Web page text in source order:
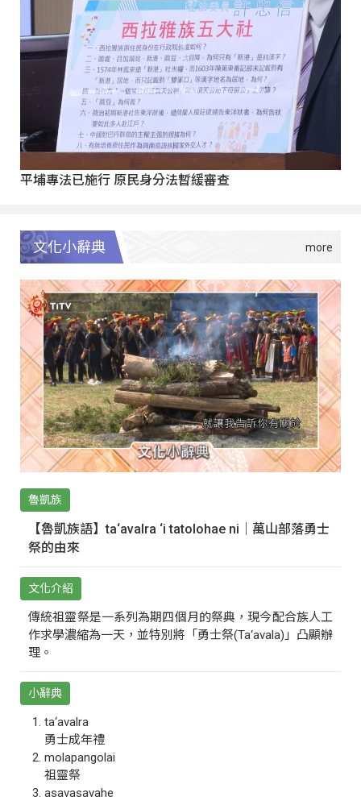
平埔專法已施行 原民身分法暫緩審查
文化小辭典
魯凱族
【魯凱族語】ta‘avalra ‘i tatolohae ni｜萬山部落勇士
祭的由來
文化介紹
傳統祖靈祭是一系列為期四個月的祭典，現今配合族人工
作求學濃縮為一天，並特別將「勇士祭(Ta‘avala)」凸顯辦
理。
小辭典
ta‘avalra
勇士成年禮
molapangolai
祖靈祭
asavasavahe